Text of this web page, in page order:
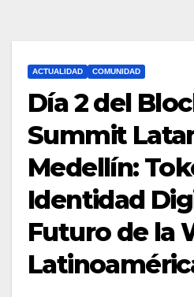
ACTUALIDAD COMUNIDAD
Día 2 del
Summit
Medellín:
Identidad
Futuro de la